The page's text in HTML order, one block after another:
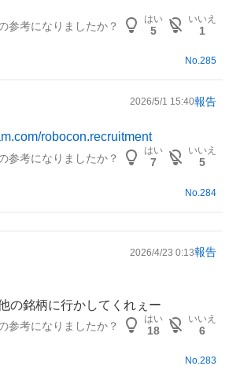
参考になりましたか？
はい
5
いいえ
1
No.285
2026/5/1 15:40報告
robocon.recruitment
参考になりましたか？
はい
7
いいえ
5
No. 284
2026/4/23 0:13報告
の銘柄に行かしてくれぇー
参考になりましたか？
はい
18
いいえ
6
No.283